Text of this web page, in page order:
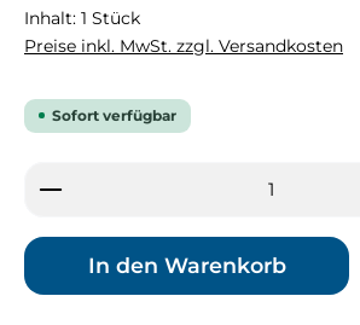
Inhalt: 1 Stück
Preise inkl. MwSt. zzgl. Versandkosten
Sofort verfügbar
Produkt Anzahl: Gib den
In den Warenkorb